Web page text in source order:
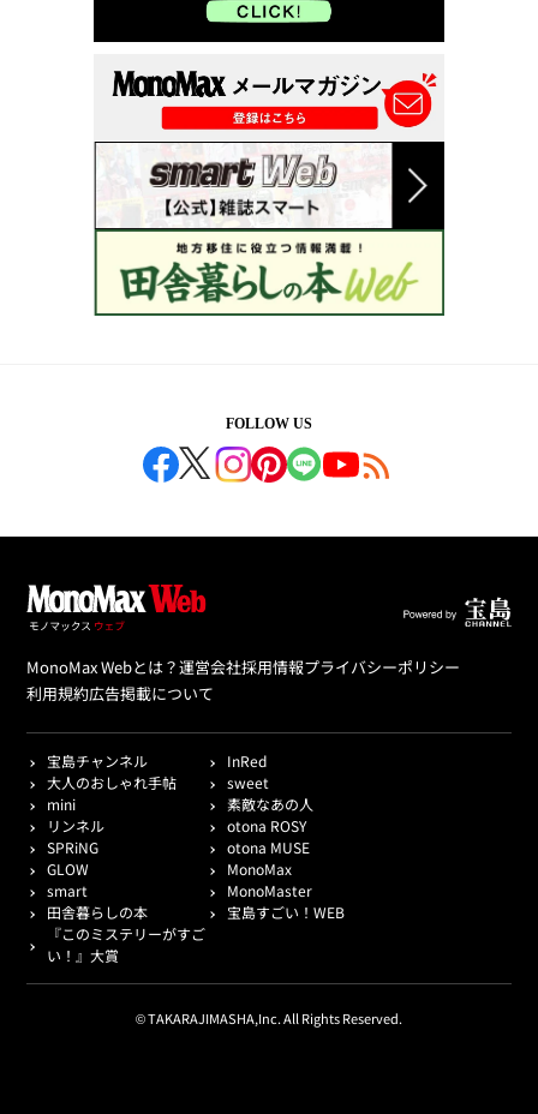
FOLLOW US
MonoMax Webとは？運営会社採用情報プライバシーポリシー
利用規約広告掲載について
宝島チャンネル
InRed
大人のおしゃれ手帖
sweet
mini
素敵なあの人
リンネル
otona ROSY
SPRiNG
otona MUSE
GLOW
MonoMax
smart
MonoMaster
田舎暮らしの本
宝島すごい！WEB
『このミステリーがすご
い！』大賞
© TAKARAJIMASHA,Inc. All Rights Reserved.